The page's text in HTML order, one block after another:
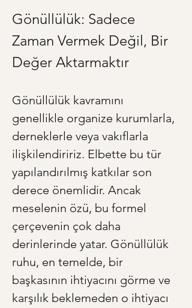
Gönüllülük: Sadece
Zaman Vermek Değil, Bir
Değer Aktarmaktır
Gönüllülük kavramını
genellikle organize kurumlarla,
derneklerle veya vakıflarla
ilişkilendiririz. Elbette bu tür
yapılandırılmış katkılar son
derece önemlidir. Ancak
meselenin özü, bu formel
çerçevenin çok daha
derinlerinde yatar. Gönüllülük
ruhu, en temelde, bir
başkasının ihtiyacını görme ve
karşılık beklemeden o ihtiyacı